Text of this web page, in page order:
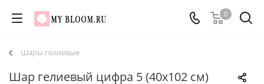
0
Шары гелиевые
Шар гелиевый цифра 5 (40х102 см)